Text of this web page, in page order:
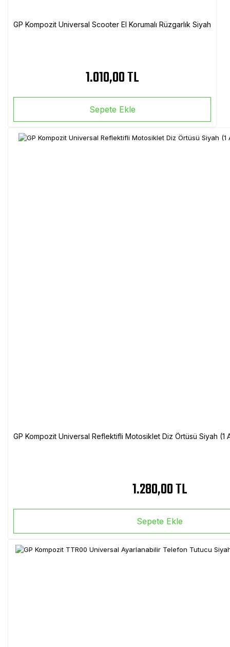
GP Kompozit Universal Scooter El Korumalı Rüzgarlık Siyah
1.010,00 TL
Sepete Ekle
GP Kompozit Universal Reflektifli Motosiklet Diz Örtüsü Siyah
1.280,00 TL
Sepete Ekle